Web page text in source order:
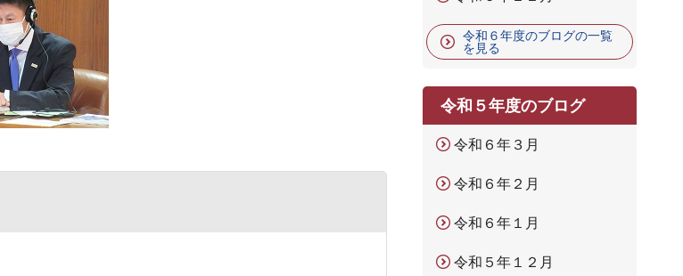
令和６年度のブログの一覧
を見る
令和５年度のブログ
令和６年３月
令和６年２月
令和６年１月
令和５年１２月